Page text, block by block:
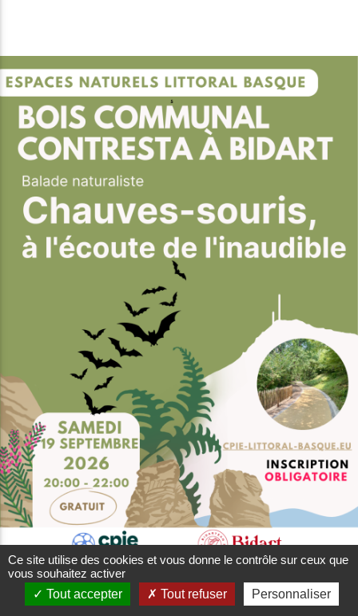
Ce site utilise des cookies et vous donne le contrôle sur ceux que
vous souhaitez activer
Tout accepter
Tout refuser Personnaliser